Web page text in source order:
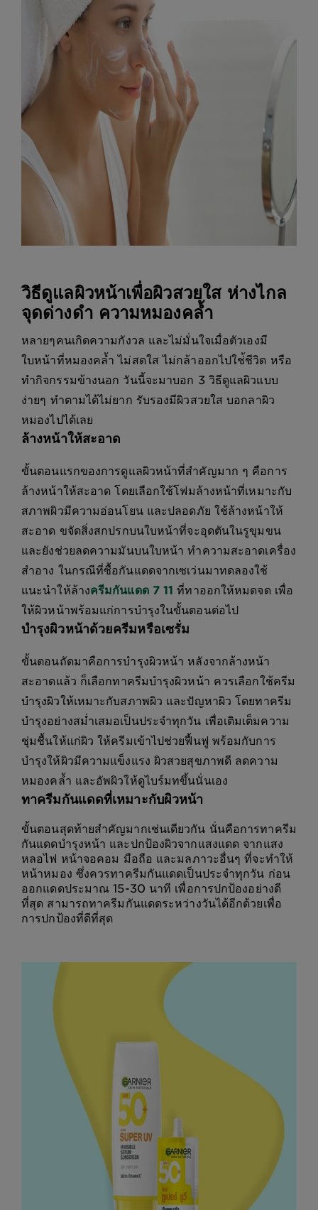
วิธีดูแลผิวหน้าเพื่อผิวสวยใส ห่างไกล
จุดด่างดำ ความหมองคล้ำ
หลายๆคนเกิดความกังวล และไม่มั่นใจเมื่อตัวเองมี
ใบหน้าที่หมองคล้ำ ไม่สดใส ไม่กล้าออกไปใช่้ชีวิต หรือ
ทำกิจกรรมข้างนอก วันนี้จะมาบอก 3 วิธีดูแลผิวแบบ
ง่ายๆ ทำตามได้ไม่ยาก รับรองมีผิวสวยใส บอกลาผิว
หมองไปได้เลย
ล้างหน้าให้สะอาด
ขั้นตอนแรกของการดูแลผิวหน้าที่สำคัญมาก ๆ คือการ
ล้างหน้าให้สะอาด โดยเลือกใช้โฟมล้างหน้าที่เหมาะกับ
สภาพผิวมีความอ่อนโยน และปลอดภัย ใช้ล้างหน้าให้
สะอาด ขจัดสิ่งสกปรกบนใบหน้าที่จะอุดตันในรูขุมขน
และยังช่วยลดความมันบนใบหน้า ทำความสะอาดเครื่อง
สำอาง ในกรณีที่ซื้อกันแดดจากเซเว่นมาทดลองใช้
แนะนำให้ล้างครีมกันแดด 7 11 ที่ทาออกให้หมดจด เพื่อ
ให้ผิวหน้าพร้อมแก่การบำรุงในขั้นตอนต่อไป
บำรุงผิวหน้าด้วยครีมหรือเซรั่ม
ขั้นตอนถัดมาคือการบำรุงผิวหน้า หลังจากล้างหน้า
สะอาดแล้ว ก็เลือกทาครีมบำรุงผิวหน้า ควรเลือกใช้ครีม
บำรุงผิวให้เหมาะกับสภาพผิว และปัญหาผิว โดยทาครีม
บำรุงอย่างสม่ำเสมอเป็นประจำทุกวัน เพื่อเติมเต็มความ
ชุ่มชื้นให้แก่ผิว ให้ครีมเข้าไปช่วยฟื้นฟู พร้อมกับการ
บำรุงให้ผิวมีความแข็งแรง ผิวสวยสุขภาพดี ลดความ
หมองคล้ำ และอัพผิวให้ดูไบร์มทขึ้นนั่นเอง
ทาครีมกันแดดที่เหมาะกับผิวหน้า
ขั้นตอนสุดท้ายสำคัญมากเช่นเดียวกัน นั่นคือการทาครีม
กันแดดบำรุงหน้า และปกป้องผิวจากแสงแดด จากแสง
หลอไฟ หน้าจอคอม มือถือ และมลภาวะอื่นๆ ที่จะทำให้
หน้าหมอง ซึ่งควรทาครีมกันแดดเป็นประจำทุกวัน ก่อน
ออกแดดประมาณ 15-30 นาที เพื่อการปกป้องอย่างดี
ที่สุด สามารถทาครีมกันแดดระหว่างวันได้อีกด้วยเพื่อ
การปกป้องที่ดีที่สุด